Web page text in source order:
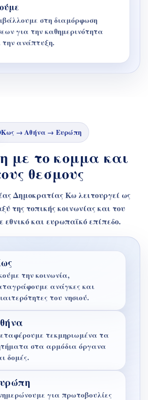
στη διαμόρφωση
για την καθημερινότητα
την ανάπτυξη.
Κως → Αθήνα → Ευρώπη
με το κομμα και
θεσμους
Δημοκρατίας Κω λειτουργεί ως
της τοπικής κοινωνίας και του
εθνικό και ευρωπαϊκό επίπεδο.
την κοινωνία,
ανάγκες και
του νησιού.
τεκμηριωμένα τα
στα αρμόδια όργανα
δομές.
για πρωτοβουλίες